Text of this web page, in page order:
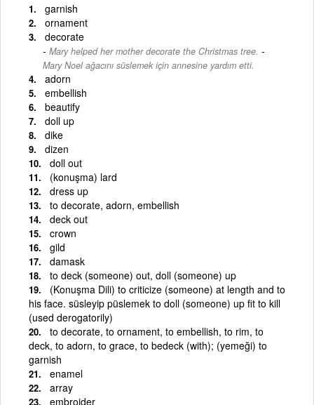
garnish
ornament
decorate
Mary helped her mother decorate the Christmas tree. -
Mary Noel ağacını süslemek için annesine yardım etti.
adorn
embellish
beautify
doll up
dike
dizen
doll out
(konuşma) lard
dress up
to decorate, adorn, embellish
deck out
crown
gild
damask
to deck (someone) out, doll (someone) up
(Konuşma Dili) to criticize (someone) at length and to
his face. süsleyip püslemek to doll (someone) up fit to kill
(used derogatorily)
to decorate, to ornament, to embellish, to rim, to
deck, to adorn, to grace, to bedeck (with); (yemeği) to
garnish
enamel
array
embroider